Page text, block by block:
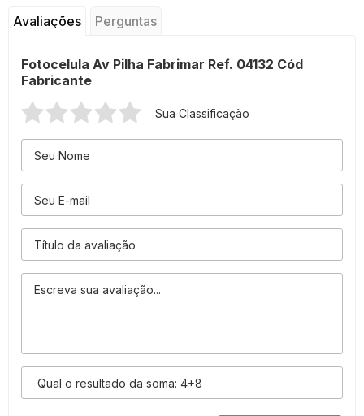
Avaliações Perguntas
Fotocelula Av Pilha Fabrimar Ref. 04132 Cód
Fabricante
Sua Classificação